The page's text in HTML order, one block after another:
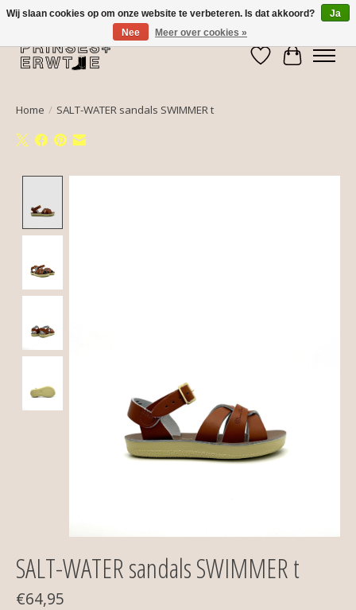
Verlanglijst
Home / SALT-WATER sandals SWIMMER t
SALT-WATER sandals SWIMMER t
€64,95
Wij slaan cookies op om onze website te verbeteren. Is dat akkoord?
Ja
Nee
Meer over cookies »